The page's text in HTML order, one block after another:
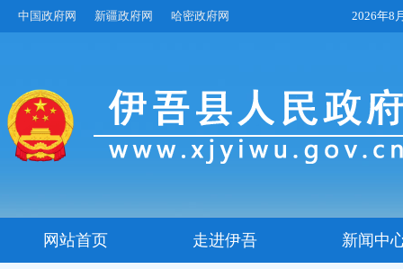
中国政府网 新疆政府网 哈密政府网 2026年8
网站首页 走进伊吾 新闻中